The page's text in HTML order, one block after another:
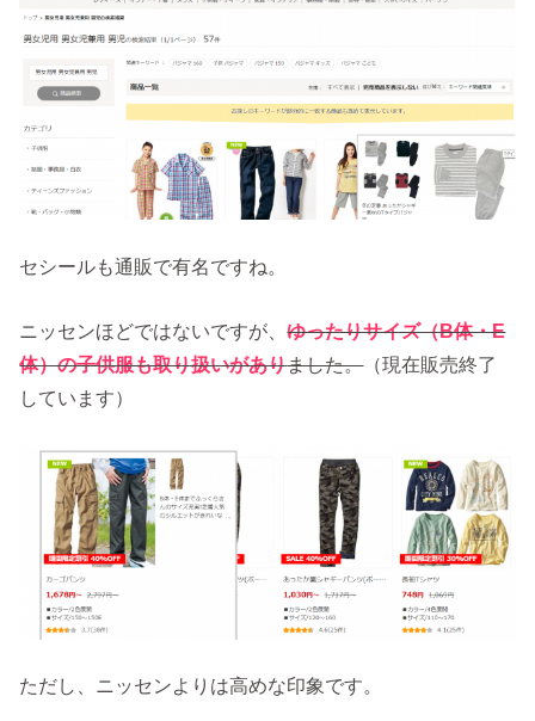
セシールも通販で有名ですね。
ニッセンほどではないですが、ゆったりサイズ（B体・E
体）の子供服も取り扱いがありました。（現在販売終了
しています）
ただし、ニッセンよりは高めな印象です。